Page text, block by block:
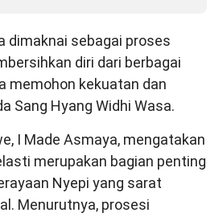
dimaknai sebagai proses
diri dari berbagai
memohon kekuatan dan
Sang Hyang Widhi Wasa.
I Made Asmaya, mengatakan
merupakan bagian penting
Nyepi yang sarat
Menurutnya, prosesi